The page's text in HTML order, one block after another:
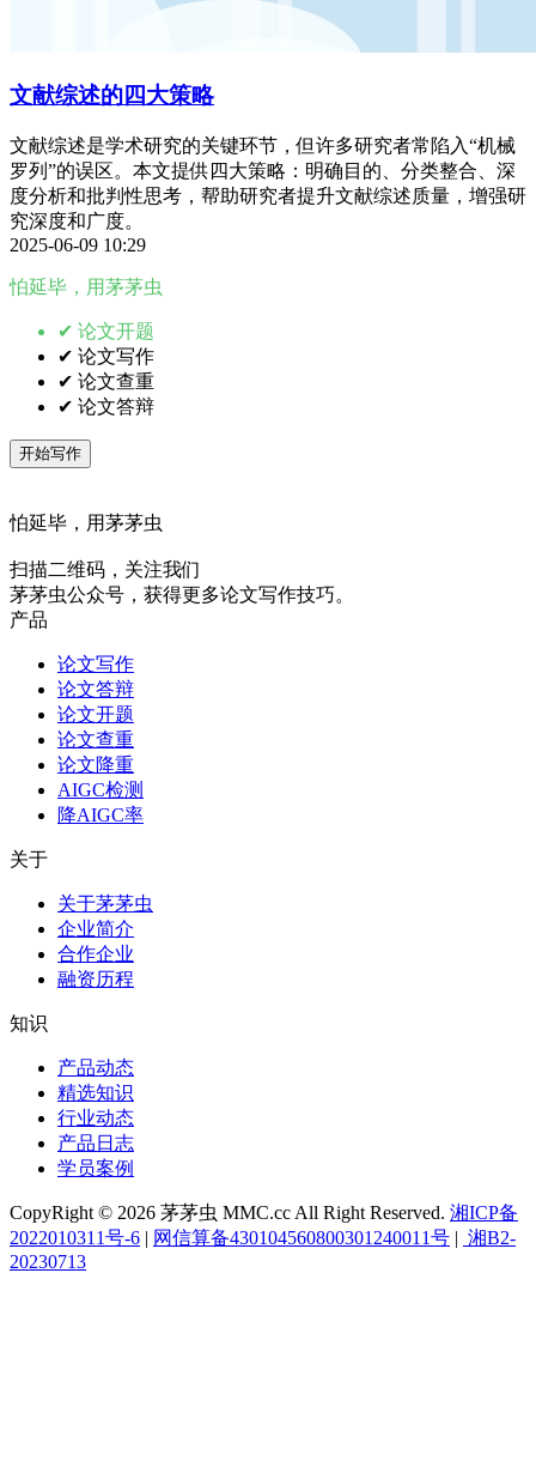
文献综述的四大策略
文献综述是学术研究的关键环节，但许多研究者常陷入“机械
罗列”的误区。本文提供四大策略：明确目的、分类整合、深
度分析和批判性思考，帮助研究者提升文献综述质量，增强研
究深度和广度。
2025-06-09 10:29
怕延毕，用茅茅虫
✔ 论文开题
✔ 论文写作
✔ 论文查重
✔ 论文答辩
开始写作
怕延毕，用茅茅虫
扫描二维码，关注我们
茅茅虫公众号，获得更多论文写作技巧。
产品
论文写作
论文答辩
论文开题
论文查重
论文降重
AIGC检测
降AIGC率
关于
关于茅茅虫
企业简介
合作企业
融资历程
知识
产品动态
精选知识
行业动态
产品日志
学员案例
CopyRight © 2026 茅茅虫 MMC.cc All Right Reserved. 湘ICP备
2022010311号-6 | 网信算备430104560800301240011号 | 湘B2-
20230713